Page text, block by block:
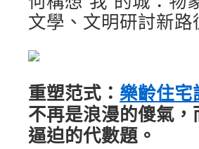
文學、文明研討新路
重塑范式： 樂齡住宅
不再是浪漫的傻氣，
逼迫的代數題。